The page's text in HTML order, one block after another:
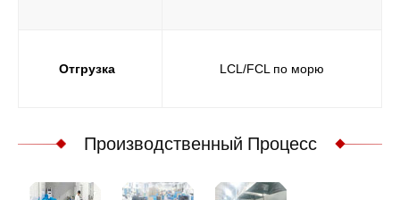
Отгрузка LCL/FCL по морю
Производственный Процесс